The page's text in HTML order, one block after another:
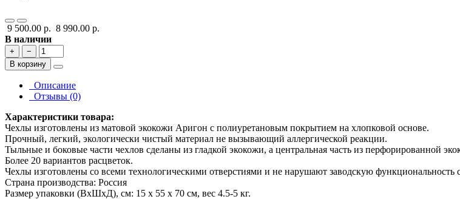
9 500.00 р. 8 990.00 р.
В наличии
+
−
В корзину
Описание
Отзывы (0)
Характеристики товара:
Чехлы изготовлены из матовой экокожи Аригон с полиуретановым покрытием на хлопковой основе.
Прочный, легкий, экологически чистый материал не вызывающий аллергической реакции.
Тыльные и боковые части чехлов сделаны из гладкой экокожи, а центральная часть из перфорированной
Более 20 вариантов расцветок.
Чехлы изготовлены со всеми технологическими отверстиями и не нарушают заводскую функциональность
Страна производства: Россия
Размер упаковки (ВхШхД), см: 15 x 55 x 70 см, вес 4.5-5 кг.